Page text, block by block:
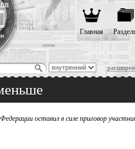
Главная
оставил в силе приговор